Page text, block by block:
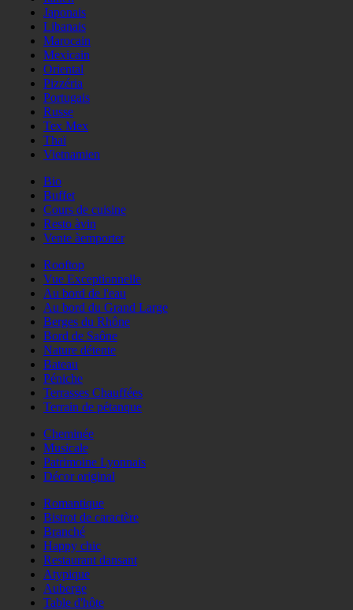
Japonais
Libanais
Marocain
Mexicain
Oriental
Pizzéria
Portugais
Russe
Tex Mex
Thaï
Vietnamien
Bio
Buffet
Cours de cuisine
Resto àvin
Vente àemporter
Rooftop
Vue Exceptionnelle
Au bord de l'eau
Au bord du Grand Large
Berges du Rhône
Bord de Saône
Nature détente
Bateau
Péniche
Terrasses Chauffées
Terrain de pétanque
Cheminée
Musicale
Patrimoine Lyonnais
Décor original
Romantique
Bistrot de caractère
Branché
Happy chic
Restaurant dansant
Atypique
Auberge
Table d'hôte